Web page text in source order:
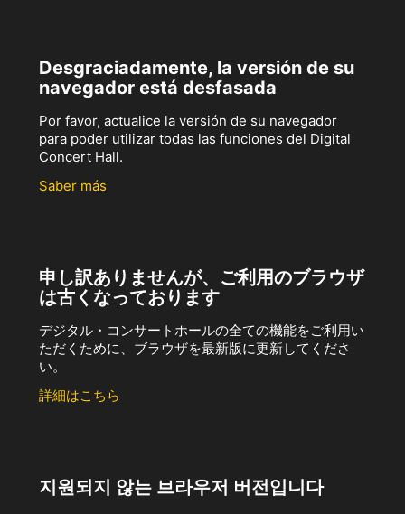
Desgraciadamente, la versión de su
navegador está desfasada
Por favor, actualice la versión de su navegador
para poder utilizar todas las funciones del Digital
Concert Hall.
Saber más
申し訳ありませんが、ご利用のブラウザ
は古くなっております
デジタル・コンサートホールの全ての機能をご利用い
ただくために、ブラウザを最新版に更新してくださ
い。
詳細はこちら
지원되지 않는 브라우저 버전입니다